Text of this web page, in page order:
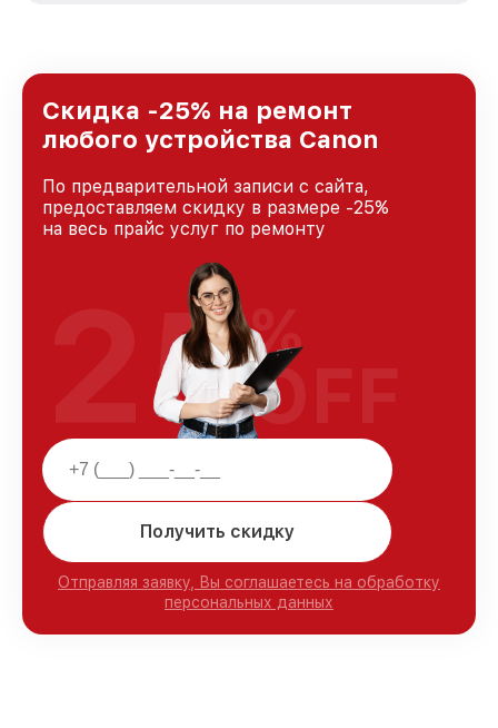
Ростове-на-Дону, постоянно повышая уровень
доверия и лояльности наших клиентов.
Скидка -25% на ремонт
любого устройства Canon
По предварительной записи с сайта,
предоставляем скидку в размере -25%
на весь прайс услуг по ремонту
Получить скидку
Отправляя заявку, Вы соглашаетесь на обработку
персональных данных
25%
OFF